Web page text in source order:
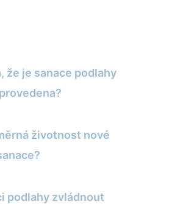
že je sanace podlahy
životnost nové
podlahy zvládnout